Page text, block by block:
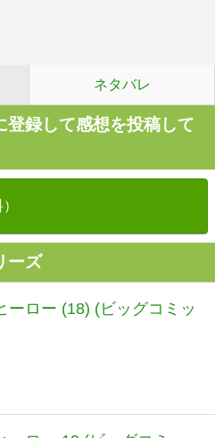
ネタバレ
登録して感想を投稿して
ーズ
ーロー (18) (ビッグコミッ